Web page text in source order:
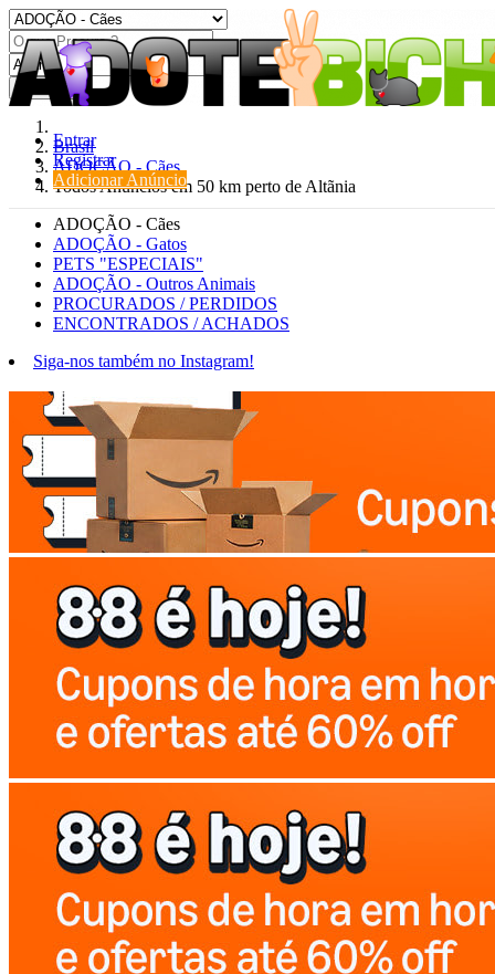
Entrar
Registrar
Adicionar Anúncio
Procurar
Brasil
ADOÇÃO - Cães
Todos Anúncios em 50 km perto de Altãnia
ADOÇÃO - Cães
ADOÇÃO - Gatos
PETS "ESPECIAIS"
ADOÇÃO - Outros Animais
PROCURADOS / PERDIDOS
ENCONTRADOS / ACHADOS
Siga-nos também no Instagram!